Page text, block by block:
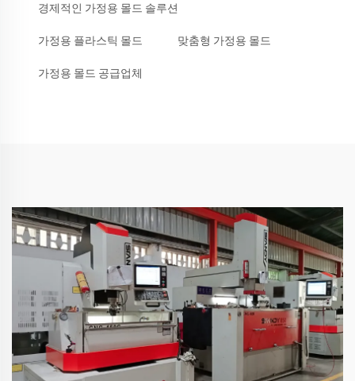
경제적인 가정용 몰드 솔루션
가정용 플라스틱 몰드 맞춤형 가정용 몰드
가정용 몰드 공급업체